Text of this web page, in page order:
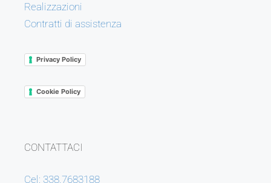
Realizzazioni
Contratti di assistenza
Privacy Policy
Cookie Policy
CONTATTACI
Cel: 338.7683188